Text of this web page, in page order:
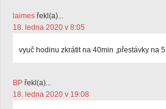
laimes řekl(a)...
18. ledna 2020 v 8:05
vyuč hodinu zkrátit na 40min ,přestávky na 5
BP řekl(a)...
18. ledna 2020 v 19:08